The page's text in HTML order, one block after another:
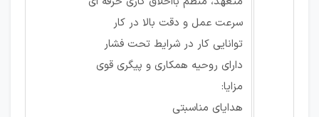
سرعت عمل و دقت بالا در کار
توانایی کار در شرایط تحت فشار
دارای روحیه همکاری و پیگری قوی
مزایا:
هدایای مناسبتی